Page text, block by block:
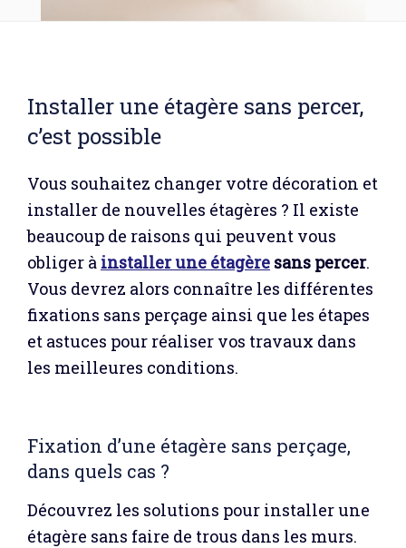
Installer une étagère sans percer,
c’est possible
Vous souhaitez changer votre décoration et
installer de nouvelles étagères ? Il existe
beaucoup de raisons qui peuvent vous
obliger à installer une étagère sans percer.
Vous devrez alors connaître les différentes
fixations sans perçage ainsi que les étapes
et astuces pour réaliser vos travaux dans
les meilleures conditions.
Fixation d’une étagère sans perçage,
dans quels cas ?
Découvrez les solutions pour installer une
étagère sans faire de trous dans les murs.